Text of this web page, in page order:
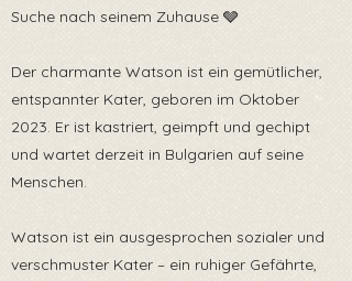
Suche nach seinem Zuhause 🩶
Der charmante Watson ist ein gemütlicher,
entspannter Kater, geboren im Oktober
2023. Er ist kastriert, geimpft und gechipt
und wartet derzeit in Bulgarien auf seine
Menschen.
Watson ist ein ausgesprochen sozialer und
verschmuster Kater – ein ruhiger Gefährte,